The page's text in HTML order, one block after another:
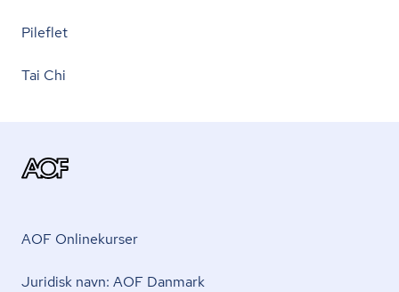
Pileflet
Tai Chi
AOF Onlinekurser
Juridisk navn: AOF Danmark